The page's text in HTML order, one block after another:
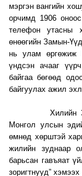
мэргэн вангийн
орчимд 1906
телефон утасны
өнөөгийн Замын-
нь улам өргөжиж
үндсэн ачааг
байгаа бөгөөд
байгуулах ажил
Хилийн
Монгол улсын
өмнөд хөрштэй
жилийн зуднаар
барьсан гавъяат
зоригтнууд”